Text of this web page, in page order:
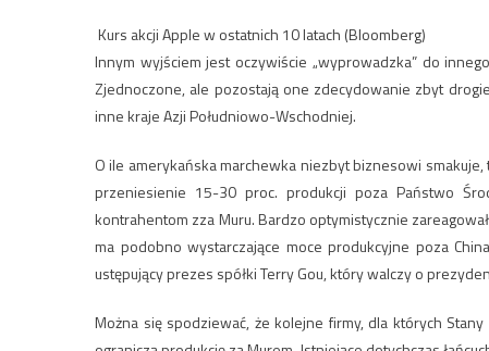
Kurs akcji Apple w ostatnich 10 latach (Bloomberg)
Innym wyjściem jest oczywiście „wyprowadzka” do
Zjednoczone, ale pozostają one zdecydowanie zbyt
inne kraje Azji Południowo-Wschodniej.
O ile amerykańska marchewka niezbyt biznesowi
przeniesienie 15-30 proc. produkcji poza Państwo
kontrahentom zza Muru. Bardzo optymistycznie
ma podobno wystarczające moce produkcyjne poza
ustępujący prezes spółki Terry Gou, który walczy o
Można się spodziewać, że kolejne firmy, dla których